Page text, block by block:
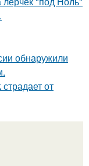
обнаружили
от